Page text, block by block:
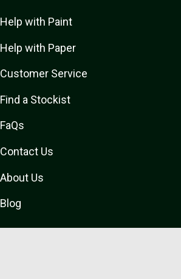
Help with Paint
Help with Paper
Customer Service
Find a Stockist
FaQs
Contact Us
About Us
Blog